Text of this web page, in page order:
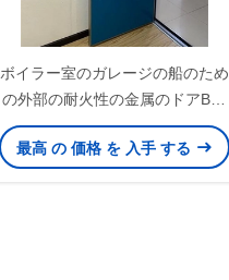
ボイラー室のガレージの船のため
の外部の耐火性の金属のドアB15
のクラス
最高 の 価格 を 入手 する